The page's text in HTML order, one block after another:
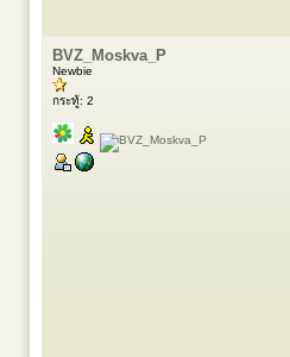
BVZ_Moskva_P
Newbie
กระทู้: 2